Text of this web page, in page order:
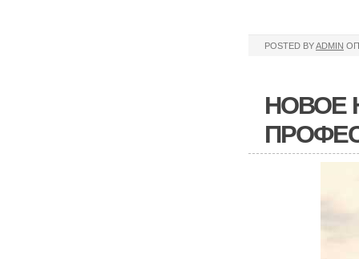
POSTED BYADMIN
НОВОЕ